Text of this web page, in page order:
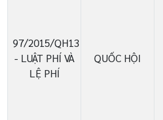
97/2015/QH13
- LUẬT PHÍ VÀ
LỆ PHÍ
QUỐC HỘI